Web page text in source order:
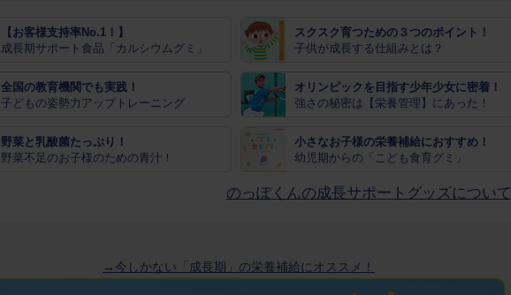
【お客様支持率No.1！】
成長期サポート食品「カルシウムグミ」
スクスク育つための３つのポイント！
子供が成長する仕組みとは？
全国の教育機関でも実践！
子どもの姿勢力アップトレーニング
オリンピックを目指す少年少女に密着！
強さの秘密は【栄養管理】にあった！
野菜と乳酸菌たっぷり！
野菜不足のお子様のための青汁！
小さなお子様の栄養補給におすすめ！
幼児期からの「こども食育グミ」
のっぽくんの成長サポートグッズについて
→今しかない「成長期」の栄養補給にオススメ！